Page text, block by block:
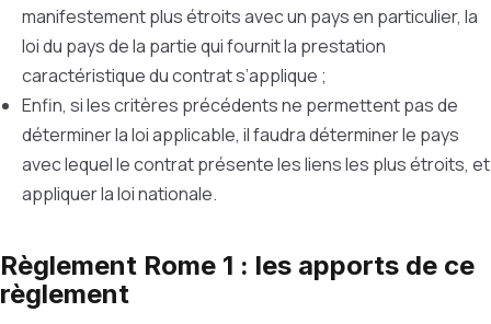
manifestement plus étroits avec un pays en particulier, la
loi du pays de la partie qui fournit la prestation
caractéristique du contrat s’applique ;
Enfin, si les critères précédents ne permettent pas de
déterminer la loi applicable, il faudra déterminer le pays
avec lequel le contrat présente les liens les plus étroits, et
appliquer la loi nationale.
Règlement Rome 1 : les apports de ce
règlement